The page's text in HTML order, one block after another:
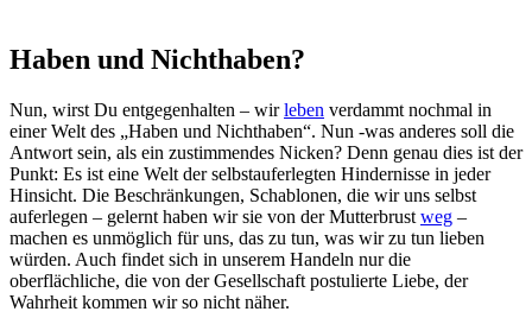
Haben und Nichthaben?
Nun, wirst Du entgegenhalten – wirleben verdammt nochmal in
einer Welt des „Haben und Nichthaben“. Nun -was anderes soll die
Antwort sein, als ein zustimmendes Nicken? Denn genau dies ist der
Punkt: Es ist eine Welt der selbstauferlegten Hindernisse in jeder
Hinsicht. Die Beschränkungen, Schablonen, die wir uns selbst
auferlegen – gelernt haben wir sie von der Mutterbrust weg –
machen es unmöglich für uns, das zu tun, was wir zu tun lieben
würden. Auch findet sich in unserem Handeln nur die
oberflächliche, die von der Gesellschaft postulierte Liebe, der
Wahrheit kommen wir so nicht näher.